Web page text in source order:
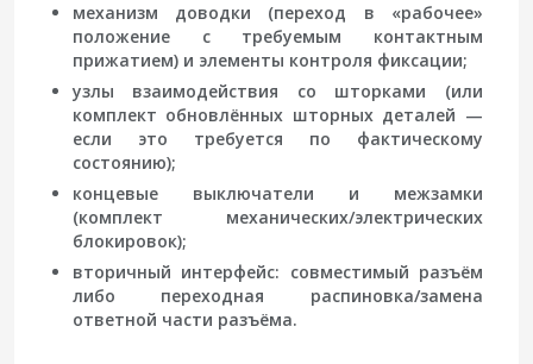
механизм доводки (переход в «рабочее»
положение с требуемым контактным
прижатием) и элементы контроля фиксации;
узлы взаимодействия со шторками (или
комплект обновлённых шторных деталей —
если это требуется по фактическому
состоянию);
концевые выключатели и межзамки
(комплект механических/электрических
блокировок);
вторичный интерфейс: совместимый разъём
либо переходная распиновка/замена
ответной части разъёма.